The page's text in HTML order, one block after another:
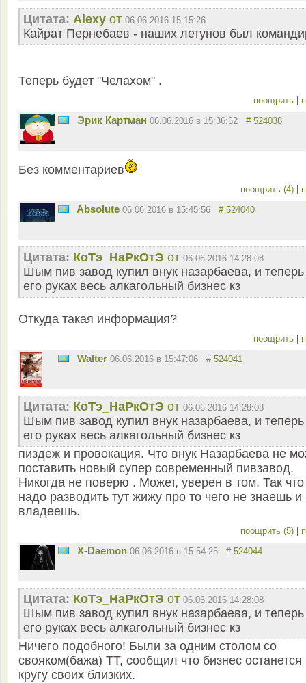
Цитата: Alexy от 06.06.2016 15:15:26
Кайрат Пернебаев - наших летунов был
Теперь будет "Челахом" .
поощрить
Эрик Картман 06.06.2016 в 15:36:52 # 524038
Без комментариев
поощрить (4)
Absolute 06.06.2016 в 15:45:56 # 524040
Цитата: КоТэ_НаРкОтЭ от 06.06.2016 14:28:08
Шым пив завод купил внук назарбаева, и
его руках весь алкагольный бизнес кз
Откуда такая информация?
поощрить
Walter 06.06.2016 в 15:47:06 # 524041
Цитата: КоТэ_НаРкОтЭ от 06.06.2016 14:28:08
Шым пив завод купил внук назарбаева, и
его руках весь алкагольный бизнес кз
пиздеж и провокация. Что внук Назарбаева не
поставить новый супер современный пивзавод.
Никогда не поверю . Может, уверен в том. Так
надо разводить тут жижу про то чего не знаешь и
владеешь.
поощрить (5)
X-Daemon 06.06.2016 в 15:54:25 # 524044
Цитата: КоТэ_НаРкОтЭ от 06.06.2016 14:28:08
Шым пив завод купил внук назарбаева, и
его руках весь алкагольный бизнес кз
Ничего подобного! Были за одним столом со
свояком(бажа) ТТ, сообщил что бизнес останется
кругу своих близких.